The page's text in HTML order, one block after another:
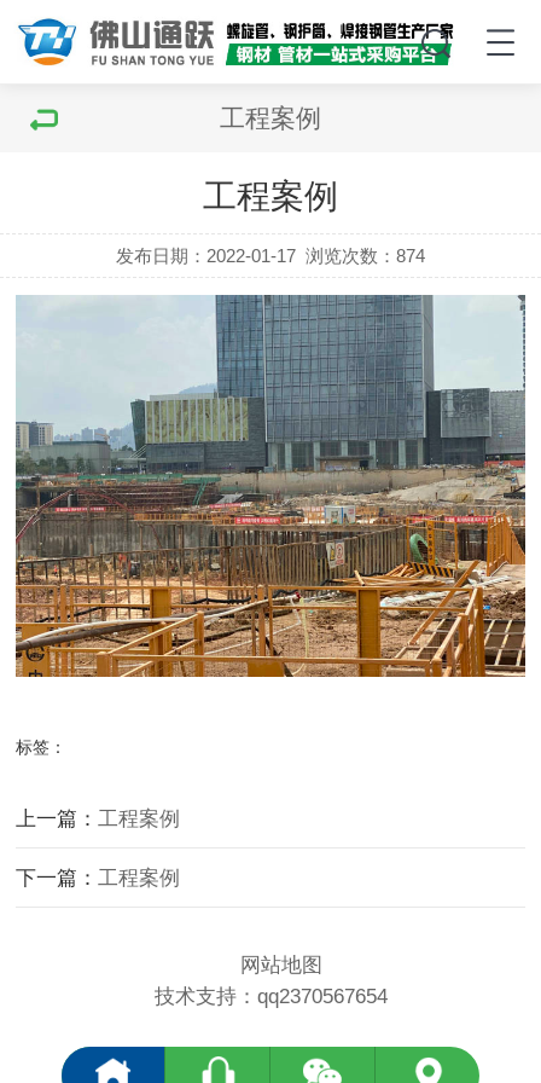
工程案例
工程案例
发布日期：2022-01-17 浏览次数：874
标签：
上一篇： 工程案例
下一篇： 工程案例
网站地图
技术支持：qq2370567654